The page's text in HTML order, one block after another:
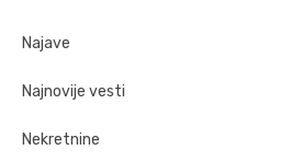
Najave
Najnovije vesti
Nekretnine